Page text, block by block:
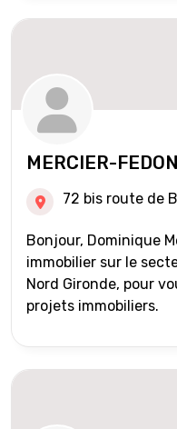
MERCIER-
72 bis route de
Bonjour, Dominique
immobilier sur le
Nord Gironde, pour
projets immobiliers.